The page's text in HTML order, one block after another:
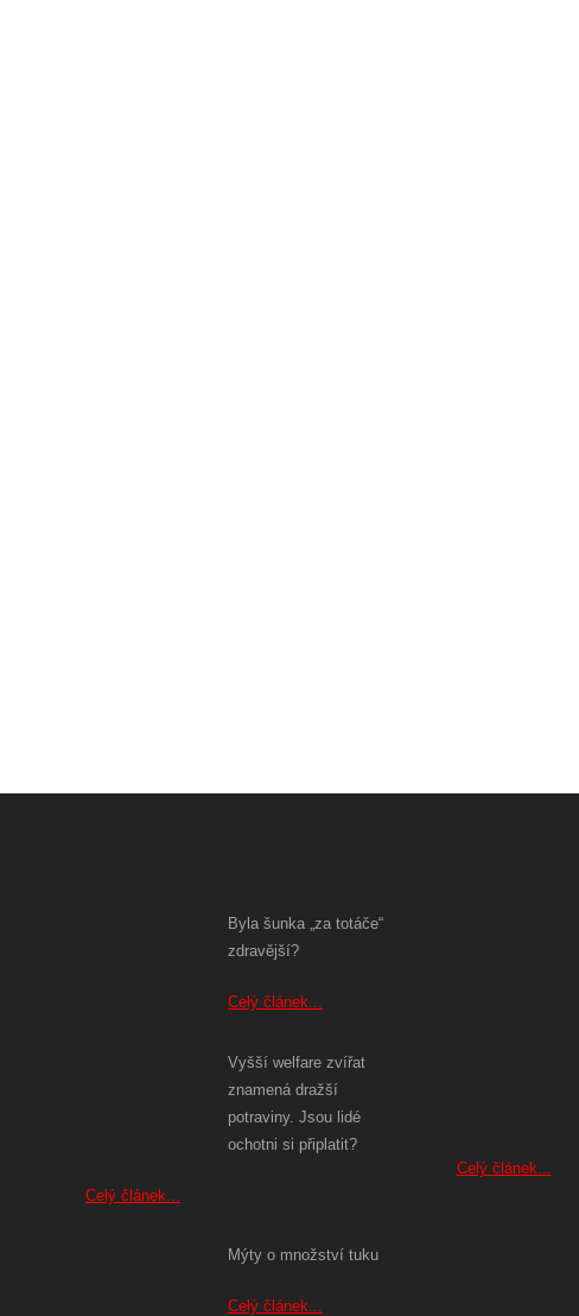
Byla šunka „za totáče“
zdravější?
Celý článek...
Vyšší welfare zvířat
znamená dražší
potraviny. Jsou lidé
ochotni si připlatit?
Celý článek...
Mýty o množství tuku
Celý článek...
Celý článek...